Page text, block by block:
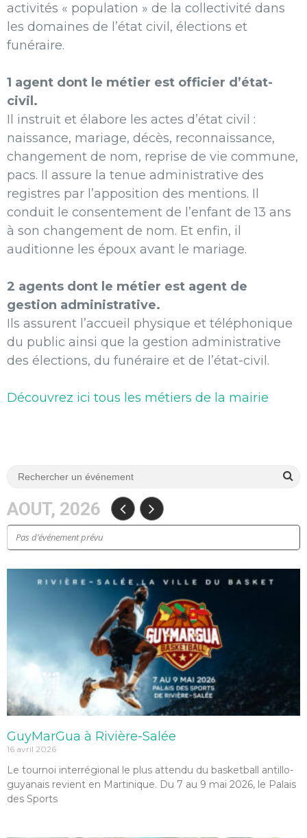
activités « population » de la collectivité dans
les domaines de l’état civil, élections et
funéraire.
1 agent dont le métier est officier d’état-
civil.
Il instruit et élabore les actes d’état civil :
naissance, mariage, décès, reconnaissance,
changement de nom, reprise de vie commune,
pacs. Il assure la tenue administrative des
registres par l’apposition des mentions. Il
conduit le consentement de l’enfant de 13 ans
à son changement de nom. Et enfin, il
auditionne les époux avant le mariage.
2 agents dont le métier est agent de
gestion administrative.
Ils assurent l’accueil physique et téléphonique
du public ainsi que la gestion administrative
des élections, du funéraire et de l’état-civil.
Découvrez ici tous les métiers de la mairie
AOUT, 2026
Pas d’événement prévu
GuyMarGua à Rivière-Salée
16 avril 2026
Le tournoi interrégional le plus attendu du basketball antillo-
guyanais revient en Martinique. Du 7 au 9 mai 2026, le Palais
des Sports